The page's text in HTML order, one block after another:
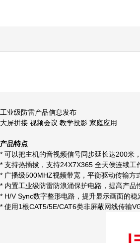
工业级防雷产品信息发布
大屏拼接 视频会议 教学投影 家庭应用
产品特点
* 可以把主机的音视频信号同步延长达200米
* 支持热插拔，支持24X7X365 全天侯连续工
* 广播级500MHZ视频带宽，平衡驱动传输方
* 内置工业级防雷防浪涌保护电路，提高产品
* H/V Sync数字整形电路，提升显示画面的
* 使用1根CAT5/5E/CAT6类非屏蔽网线传输